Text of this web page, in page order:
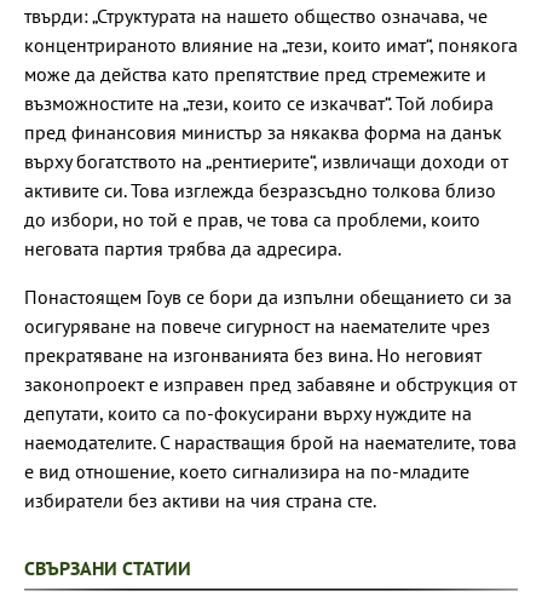
твърди: „Структурата на нашето общество означава, че
концентрираното влияние на „тези, които имат“, понякога
може да действа като препятствие пред стремежите и
възможностите на „тези, които се изкачват“. Той лобира
пред финансовия министър за някаква форма на данък
върху богатството на „рентиерите“, извличащи доходи от
активите си. Това изглежда безразсъдно толкова близо
до избори, но той е прав, че това са проблеми, които
неговата партия трябва да адресира.
Понастоящем Гоув се бори да изпълни обещанието си за
осигуряване на повече сигурност на наемателите чрез
прекратяване на изгонванията без вина. Но неговият
законопроект е изправен пред забавяне и обструкция от
депутати, които са по-фокусирани върху нуждите на
наемодателите. С нарастващия брой на наемателите, това
е вид отношение, което сигнализира на по-младите
избиратели без активи на чия страна сте.
СВЪРЗАНИ СТАТИИ